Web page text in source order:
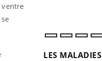
LES MALADIES